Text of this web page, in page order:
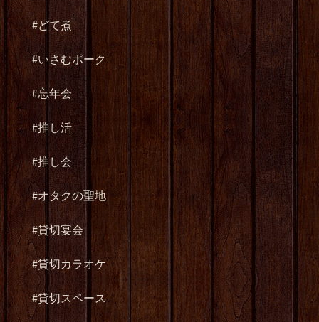
#どて煮
#いさむポーク
#忘年会
#推し活
#推し会
#オタクの聖地
#貸切宴会
#貸切カラオケ
#貸切スペース